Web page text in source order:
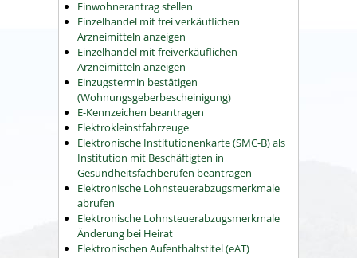
Einwohnerantrag stellen
Einzelhandel mit frei verkäuflichen
Arzneimitteln anzeigen
Einzelhandel mit freiverkäuflichen
Arzneimitteln anzeigen
Einzugstermin bestätigen
(Wohnungsgeberbescheinigung)
E-Kennzeichen beantragen
Elektrokleinstfahrzeuge
Elektronische Institutionenkarte (SMC-B) als
Institution mit Beschäftigten in
Gesundheitsfachberufen beantragen
Elektronische Lohnsteuerabzugsmerkmale
abrufen
Elektronische Lohnsteuerabzugsmerkmale
Änderung bei Heirat
Elektronischen Aufenthaltstitel (eAT)